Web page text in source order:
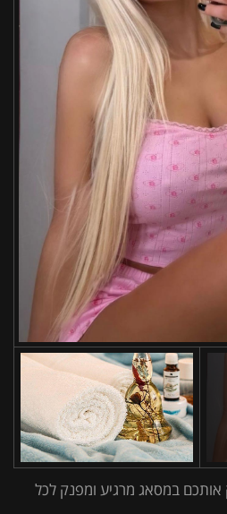
במסאג מרגיע ומפנק לכל